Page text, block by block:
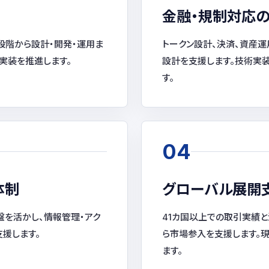
階から設計・開発・運用ま
装を推進します。
金融・規制対応
トークン設計、決済、資産
設計を支援します。技術実
す。
活かし、情報管理・アク
します。
04
グローバル展開
41カ国以上での取引実績と
ら市場参入を支援します。
ます。